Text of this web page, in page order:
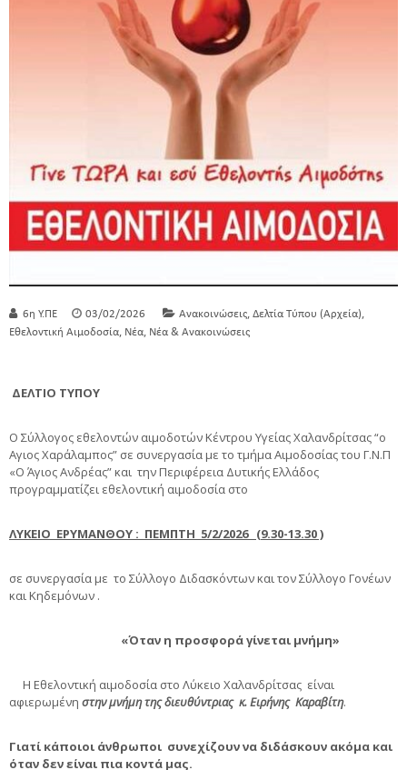
6η Υ.ΠΕ 03/02/2026 Ανακοινώσεις, Δελτία Τύπου (Αρχεία),
Εθελοντική Αιμοδοσία, Νέα, Νέα & Ανακοινώσεις
ΔΕΛΤΙΟ ΤΥΠΟΥ
Ο Σύλλογος εθελοντών αιμοδοτών Κέντρου Υγείας Χαλανδρίτσας “ο
Αγιος Χαράλαμπος” σε συνεργασία με το τμήμα Αιμοδοσίας του Γ.Ν.Π
«Ο Άγιος Ανδρέας” και την Περιφέρεια Δυτικής Ελλάδος
προγραμματίζει εθελοντική αιμοδοσία στο
ΛΥΚΕΙΟ ΕΡΥΜΑΝΘΟΥ : ΠΕΜΠΤΗ 5/2/2026 (9.30-13.30 )
σε συνεργασία με το Σύλλογο Διδασκόντων και τον Σύλλογο Γονέων
και Κηδεμόνων .
«Όταν η προσφορά γίνεται μνήμη»
Η Εθελοντική αιμοδοσία στο Λύκειο Χαλανδρίτσας είναι
αφιερωμένη στην μνήμη της διευθύντριας κ. Ειρήνης Καραβίτη.
Γιατί κάποιοι άνθρωποι συνεχίζουν να διδάσκουν ακόμα και
όταν δεν είναι πια κοντά μας.